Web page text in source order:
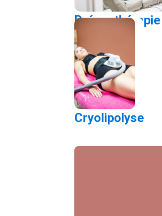
Préssothérapie
Cryolipolyse